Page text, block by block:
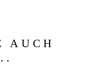
AUCH